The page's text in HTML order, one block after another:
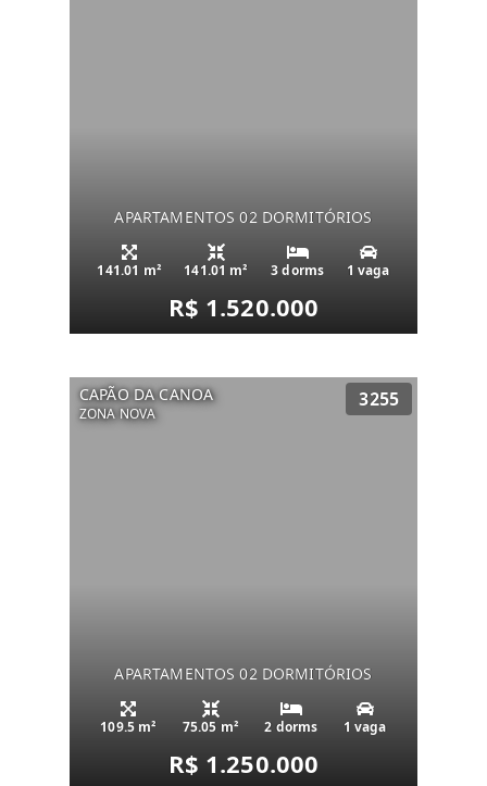
APARTAMENTOS 02 DORMITÓRIOS
141.01 m² 141.01 m² 3 dorms 1 vaga
R$ 1.520.000
CAPÃO DA CANOA
ZONA NOVA
3255
APARTAMENTOS 02 DORMITÓRIOS
109.5 m² 75.05 m² 2 dorms 1 vaga
R$ 1.250.000